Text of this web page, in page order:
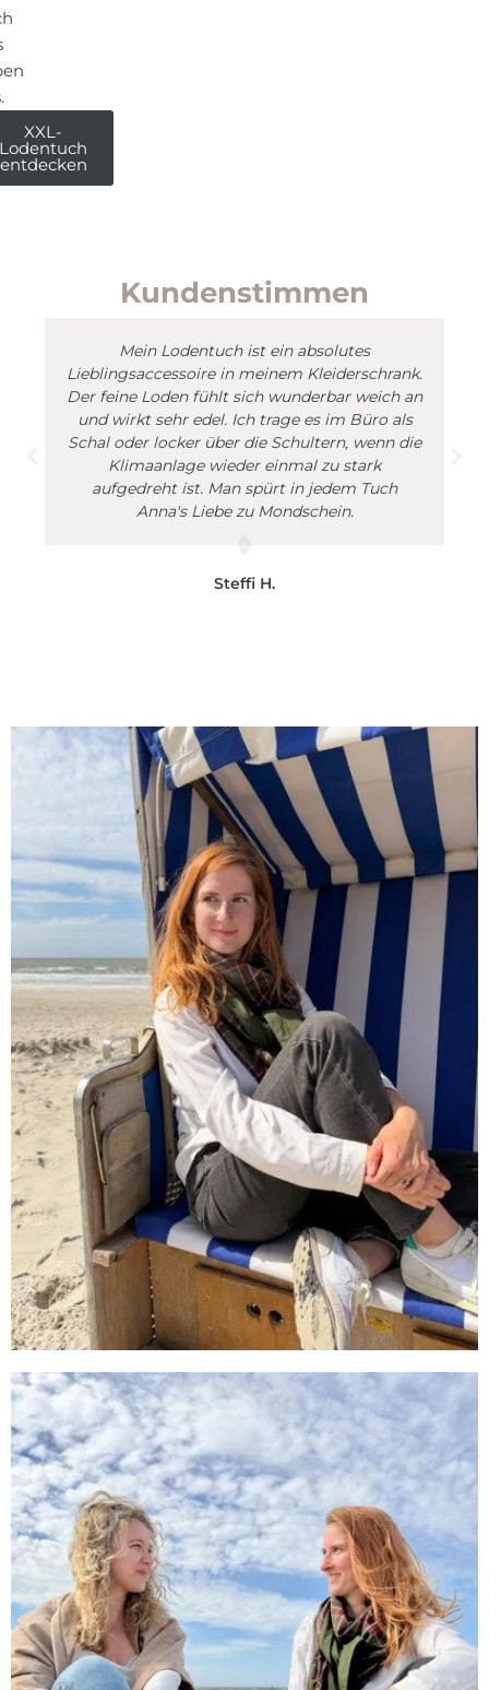
XXL-
Lodentuch
entdecken
Kundenstimmen
Mein Lodentuch ist ein absolutes
Lieblingsaccessoire in meinem Kleiderschrank.
Der feine Loden fühlt sich wunderbar weich an
und wirkt sehr edel. Ich trage es im Büro als
Schal oder locker über die Schultern, wenn die
Klimaanlage wieder einmal zu stark
aufgedreht ist. Man spürt in jedem Tuch
Anna's Liebe zu Mondschein.
Steffi H.